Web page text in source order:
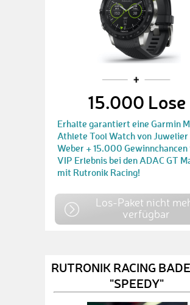
15.000 Lose
Erhalte garantiert eine Garmin
Athlete Tool Watch von Juwelier
Weber + 15.000
VIP Erlebnis bei den ADAC GT
mit Rutronik Racing!
Los-Paket nicht
verfügbar
RUTRONIK RACING
"SPEEDY"